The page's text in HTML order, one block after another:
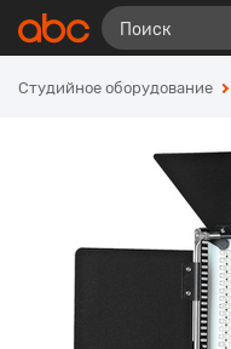
Студийное оборудование